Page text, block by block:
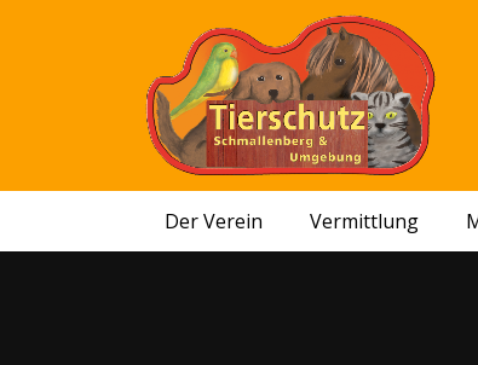
Der Verein Vermittlung